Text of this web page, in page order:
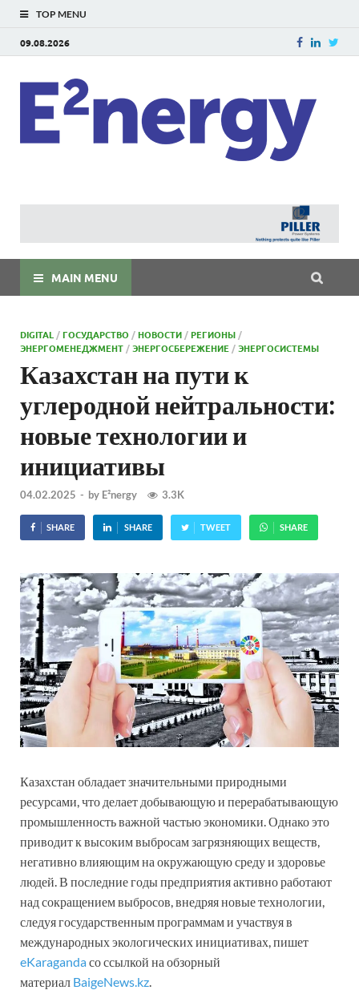
TOP MENU
09.08.2026
MAIN MENU
DIGITAL /ГОСУДАРСТВО /НОВОСТИ /РЕГИОНЫ /
ЭНЕРГОМЕНЕДЖМЕНТ /ЭНЕРГОСБЕРЕЖЕНИЕ /ЭНЕРГОСИСТЕМЫ
Казахстан на пути к
углеродной нейтральности:
новые технологии и
инициативы
04.02.2025 - by E²nergy 3.3K
SHARE SHARE TWEET SHARE
Казахстан обладает значительными природными
ресурсами, что делает добывающую и перерабатывающую
промышленность важной частью экономики. Однако это
приводит к высоким выбросам загрязняющих веществ,
негативно влияющим на окружающую среду и здоровье
людей. В последние годы предприятия активно работают
над сокращением выбросов, внедряя новые технологии,
следуя государственным программам и участвуя в
международных экологических инициативах, пишет
eKaragandaсо ссылкой на обзорный
материал BaigeNews.kz.